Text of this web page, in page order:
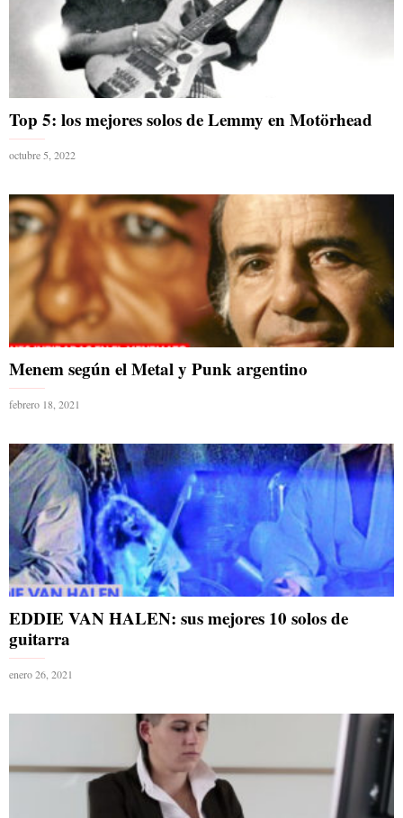
Top 5: los mejores solos de Lemmy en Motörhead
octubre 5, 2022
Menem según el Metal y Punk argentino
febrero 18, 2021
EDDIE VAN HALEN: sus mejores 10 solos de
guitarra
enero 26, 2021